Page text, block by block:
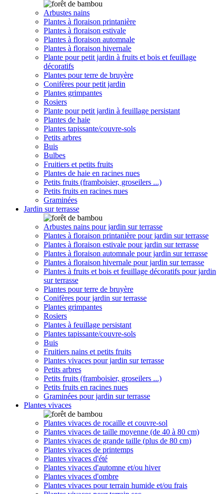
Arbustes nains
Plantes à floraison printanière
Plantes à floraison estivale
Plantes à floraison automnale
Plantes à floraison hivernale
Plante pour petit jardin à fruits et bois et feuillage
décoratifs
Plantes pour terre de bruyère
Conifères pour petit jardin
Plantes grimpantes
Rosiers
Plante pour petit jardin à feuillage persistant
Plantes de haie
Plantes tapissante/couvre-sols
Petits arbres
Buis
Bulbes
Fruitiers et petits fruits
Plantes de haie en racines nues
Petits fruits (framboisier, groseilers ...)
Petits fruits en racines nues
Graminées
Jardin sur terrasse
Arbustes nains pour jardin sur terrasse
Plantes à floraison printanière pour jardin sur terrasse
Plantes à floraison estivale pour jardin sur terrasse
Plantes à floraison automnale pour jardin sur terrasse
Plantes à floraison hivernale pour jardin sur terrasse
Plantes à fruits et bois et feuillage décoratifs pour jardin
sur terrasse
Plantes pour terre de bruyère
Conifères pour jardin sur terrasse
Plantes grimpantes
Rosiers
Plantes à feuillage persistant
Plantes tapissante/couvre-sols
Buis
Fruitiers nains et petits fruits
Plantes vivaces pour jardin sur terrasse
Petits arbres
Petits fruits (framboisier, groseilers ...)
Petits fruits en racines nues
Graminées pour jardin sur terrasse
Plantes vivaces
Plantes vivaces de rocaille et couvre-sol
Plantes vivaces de taille moyenne (de 40 à 80 cm)
Plantes vivaces de grande taille (plus de 80 cm)
Plantes vivaces de printemps
Plantes vivaces d'été
Plantes vivaces d'automne et/ou hiver
Plantes vivaces d'ombre
Plantes vivaces pour terrain humide et/ou frais